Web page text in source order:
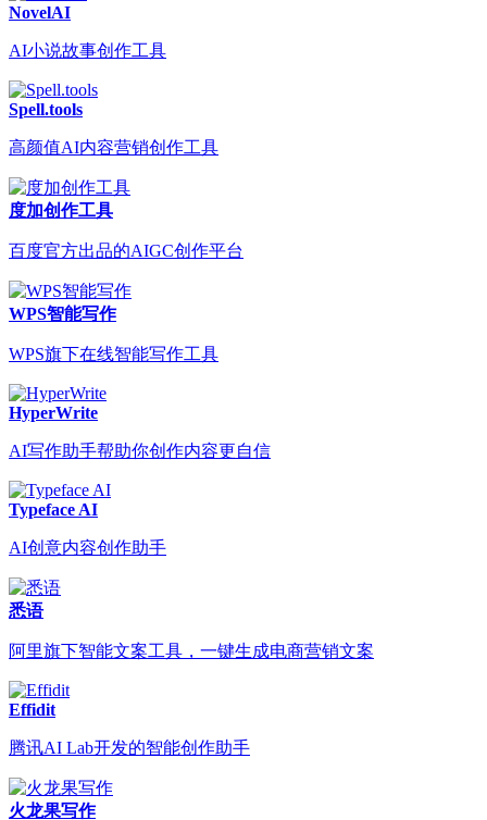
NovelAI
AI小说故事创作工具
Spell.tools
高颜值AI内容营销创作工具
度加创作工具
百度官方出品的AIGC创作平台
WPS智能写作
WPS旗下在线智能写作工具
HyperWrite
AI写作助手帮助你创作内容更自信
Typeface AI
AI创意内容创作助手
悉语
阿里旗下智能文案工具，一键生成电商营销文案
Effidit
腾讯AI Lab开发的智能创作助手
火龙果写作